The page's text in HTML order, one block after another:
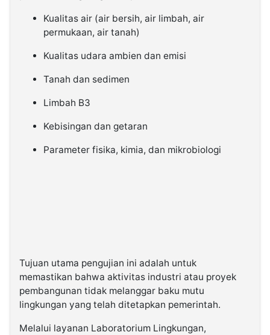
Kualitas air (air bersih, air limbah, air
permukaan, air tanah)
Kualitas udara ambien dan emisi
Tanah dan sedimen
Limbah B3
Kebisingan dan getaran
Parameter fisika, kimia, dan mikrobiologi
Tujuan utama pengujian ini adalah untuk
memastikan bahwa aktivitas industri atau proyek
pembangunan tidak melanggar baku mutu
lingkungan yang telah ditetapkan pemerintah.
Melalui layanan Laboratorium Lingkungan,